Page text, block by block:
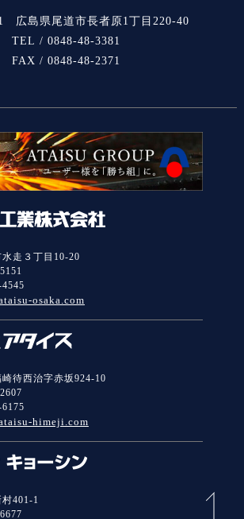
広島県尾道市長者原1丁目220-40
TEL / 0848-48-3381
FAX / 0848-48-2371
走３丁目10-20
osaka.com
待西治字赤坂924-10
himeji.com
401-1